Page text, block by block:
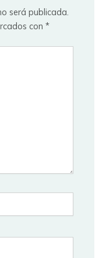
será publicada.
con*